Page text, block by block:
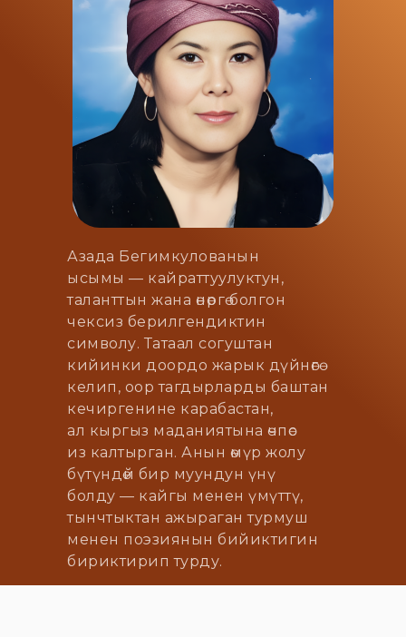
Азада Бегимкулованын
ысымы — кайраттуулуктун,
таланттын жана өнөргө болгон
чексиз берилгендиктин
символу. Татаал согуштан
кийинки доордо жарык дүйнөгө
келип, оор тагдырларды баштан
кечиргенине карабастан,
ал кыргыз маданиятына өчпөс
из калтырган. Анын өмүр жолу
бүтүндөй бир муундун үнү
болду — кайгы менен үмүттү,
тынчтыктан ажыраган турмуш
менен поэзиянын бийиктигин
бириктирип турду.